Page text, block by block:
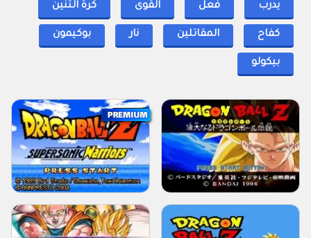
يدرب فعل القوى كرة التنين
كفاح المقاتلين نار بوكيمون
بيكولو